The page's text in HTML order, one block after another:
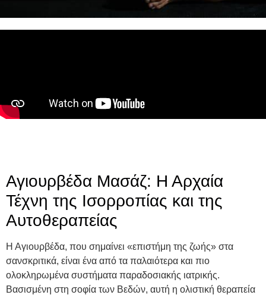
Αγιουρβέδα Μασάζ: Η Αρχαία
Τέχνη της Ισορροπίας και της
Αυτοθεραπείας
Η Αγιουρβέδα, που σημαίνει «επιστήμη της ζωής» στα
σανσκριτικά, είναι ένα από τα παλαιότερα και πιο
ολοκληρωμένα συστήματα παραδοσιακής ιατρικής.
Βασισμένη στη σοφία των Βεδών, αυτή η ολιστική θεραπεία